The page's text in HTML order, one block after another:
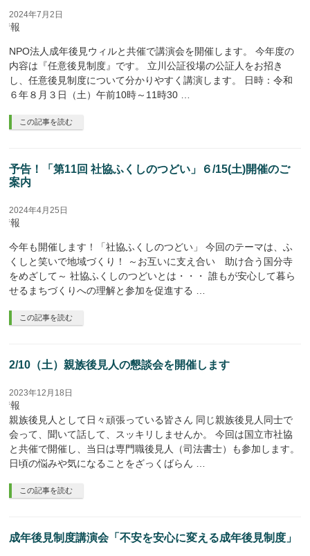
2024年7月2日
報
NPO法人成年後見ウィルと共催で講演会を開催します。 今年度の
内容は『任意後見制度』です。 立川公証役場の公証人をお招き
し、任意後見制度について分かりやすく講演します。 日時：令和
６年８月３日（土）午前10時～11時30 …
この記事を読む
予告！「第11回 社協ふくしのつどい」６/15(土)開催のご
案内
2024年4月25日
報
今年も開催します！「社協ふくしのつどい」 今回のテーマは、ふ
くしと笑いで地域づくり！ ～お互いに支え合い 助け合う国分寺
をめざして～ 社協ふくしのつどいとは・・・ 誰もが安心して暮ら
せるまちづくりへの理解と参加を促進する …
この記事を読む
2/10（土）親族後見人の懇談会を開催します
2023年12月18日
報
親族後見人として日々頑張っている皆さん 同じ親族後見人同士で
会って、聞いて話して、スッキリしませんか。 今回は国立市社協
と共催で開催し、当日は専門職後見人（司法書士）も参加します。
日頃の悩みや気になることをざっくばらん …
この記事を読む
成年後見制度講演会「不安を安心に変える成年後見制度」